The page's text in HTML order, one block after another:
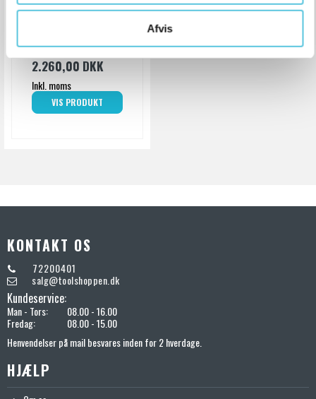
Afvis
150350
2.260,00 DKK
Inkl. moms
VIS PRODUKT
KONTAKT OS
72200401
salg@toolshoppen.dk
Kundeservice:
Man - Tors:
08.00 - 16.00
Fredag:
08.00 - 15.00
Henvendelser på mail besvares inden for 2 hverdage.
HJÆLP